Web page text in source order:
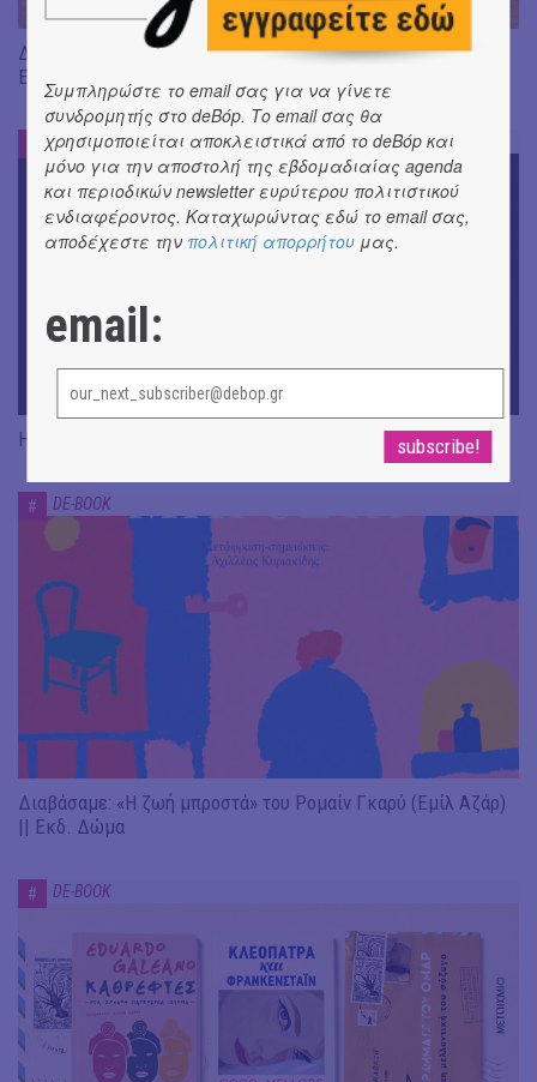
Διαβάσαμε: «Η πηγή των δακρύων» του Jean-Paul Dubois ||
Εκδ. Δώμα
DE-BOOK
Η Rene Karabash στις εκδόσεις Μεταίχμιο
# DE-BOOK
Διαβάσαμε: «Η ζωή μπροστά» του Ρομαίν Γκαρύ (Εμίλ Αζάρ)
|| Εκδ. Δώμα
# DE-BOOK
Συμπληρώστε το email σας για να γίνετε
συνδρομητής στο deBόp. Το email σας θα
χρησιμοποιείται αποκλειστικά από το deBόp και
μόνο για την αποστολή της εβδομαδιαίας agenda
και περιοδικών newsletter ευρύτερου πολιτιστικού
ενδιαφέροντος. Καταχωρώντας εδώ το email σας,
αποδέχεστε την πολιτική απορρήτου μας.
email: